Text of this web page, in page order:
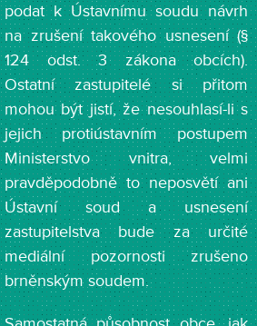
podat k Ústavnímu soudu návrh
na zrušení takového usnesení (§
124 odst. 3 zákona obcích).
Ostatní zastupitelé si přitom
mohou být jistí, že nesouhlasí-li s
jejich protiústavním postupem
Ministerstvo vnitra, velmi
pravděpodobně to neposvětí ani
Ústavní soud a usnesení
zastupitelstva bude za určité
mediální pozornosti zrušeno
brněnským soudem.